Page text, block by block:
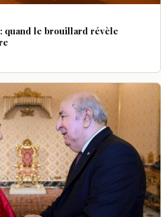
quand le brouillard révèle